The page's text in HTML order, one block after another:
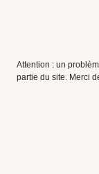
Attention : un
partie du site. Merci